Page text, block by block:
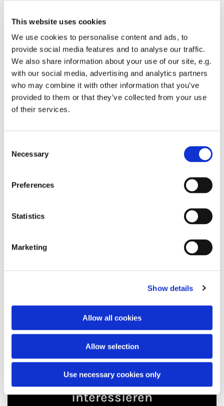
This website uses cookies
We use cookies to personalise content and ads, to
provide social media features and to analyse our traffic.
We also share information about your use of our site, e.g.
with our social media, advertising and analytics partners
who may combine it with other information that you’ve
provided to them or that they’ve collected from your use
of their services.
Selection
Necessary
Preferences
Statistics
Marketing
Show details
Allow all cookies
Allow selection
Use necessary cookies only
Römischen Reichs Deutscher Nation dargestellt?
Warum finden sich an anderen Stellen mehrfach das
schwarzweiße
Ulmer Stadtwappen? Antworten auf
diese Fragen gibt es im Verlauf dieser Führung an
Dauer ca. 60 Minuten
Dies könnte Sie auch
interessieren